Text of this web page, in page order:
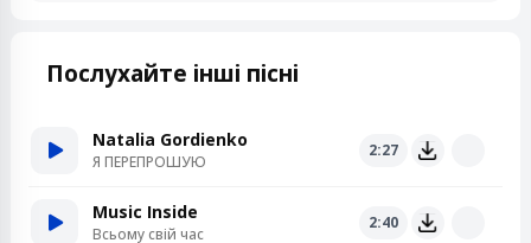
Послухайте інші пісні
Natalia Gordienko
Я ПЕРЕПРОШУЮ
2:27
Music Inside
Всьому свій час
2:40